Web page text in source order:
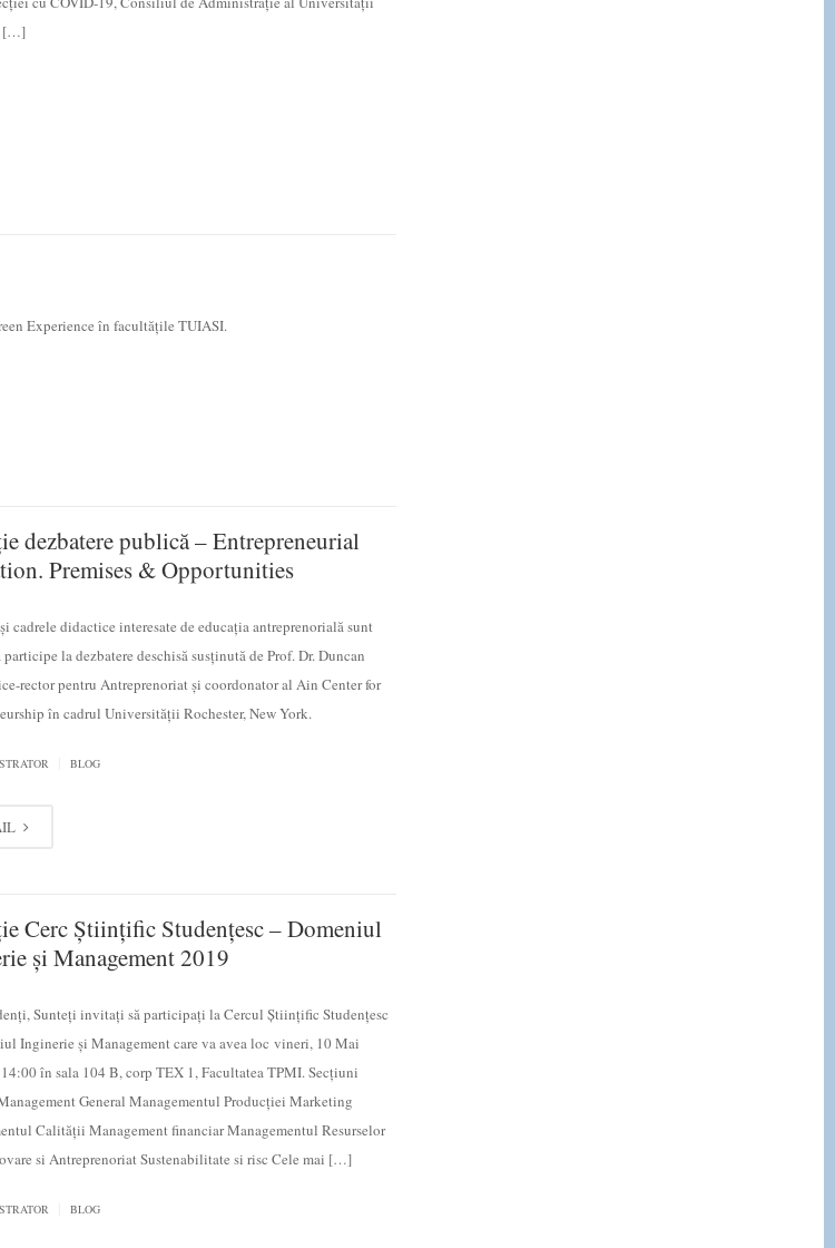
[…]
Experience în facultățile TUIASI.
dezbatere publică – Entrepreneurial
Premises & Opportunities
cadrele didactice interesate de educația antreprenorială sunt
la dezbatere deschisă susținută de Prof. Dr. Duncan
rector pentru Antreprenoriat și coordonator al Ain Center for
în cadrul Universității Rochester, New York.
BLOG
Cerc Științific Studențesc – Domeniul
și Management 2019
Sunteți invitați să participați la Cercul Științific Studențesc
Inginerie și Management care va avea loc vineri, 10 Mai
în sala 104 B, corp TEX 1, Facultatea TPMI. Secțiuni
General Managementul Producției Marketing
Calității Management financiar Managementul Resurselor
si Antreprenoriat Sustenabilitate si risc Cele mai […]
BLOG